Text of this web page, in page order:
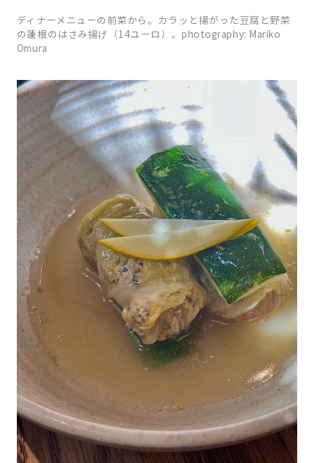
ディナーメニューの前菜から。カラッと揚がった豆腐と野菜
の蓮根のはさみ揚げ（14ユーロ）。photography: Mariko
Omura